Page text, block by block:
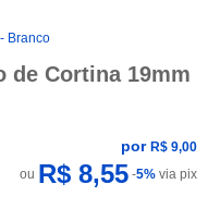
Branco
de Cortina 19mm
por R$ 9,00
ou R$ 8,55 -5% via pix